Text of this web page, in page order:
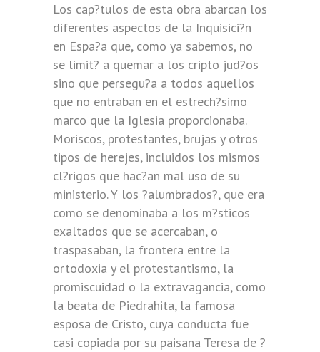
Los cap?tulos de esta obra abarcan los
diferentes aspectos de la Inquisici?n
en Espa?a que, como ya sabemos, no
se limit? a quemar a los cripto jud?os
sino que persegu?a a todos aquellos
que no entraban en el estrech?simo
marco que la Iglesia proporcionaba.
Moriscos, protestantes, brujas y otros
tipos de herejes, incluidos los mismos
cl?rigos que hac?an mal uso de su
ministerio. Y los ?alumbrados?, que era
como se denominaba a los m?sticos
exaltados que se acercaban, o
traspasaban, la frontera entre la
ortodoxia y el protestantismo, la
promiscuidad o la extravagancia, como
la beata de Piedrahita, la famosa
esposa de Cristo, cuya conducta fue
casi copiada por su paisana Teresa de ?